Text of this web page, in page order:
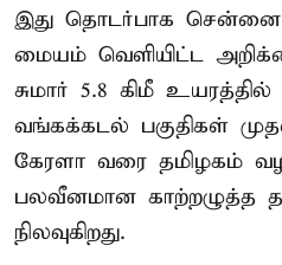
இது தொடர்பாக
மையம் வெளியிட்ட
சுமார் 5.8 கிமீ
வங்கக்கடல் பகுதிகள்
கேரளா வரை தமிழகம்
பலவீனமான காற்றழுத்த
நிலவுகிறது.